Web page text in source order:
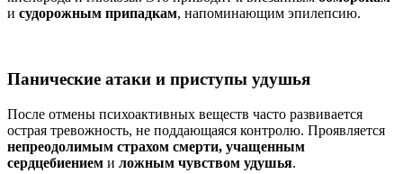
и судорожным припадкам, напоминающим эпилепсию.
Панические атаки и приступы удушья
После отмены психоактивных веществ часто развивается
острая тревожность, не поддающаяся контролю. Проявляется
непреодолимым страхом смерти, учащенным
сердцебиением и ложным чувством удушья.